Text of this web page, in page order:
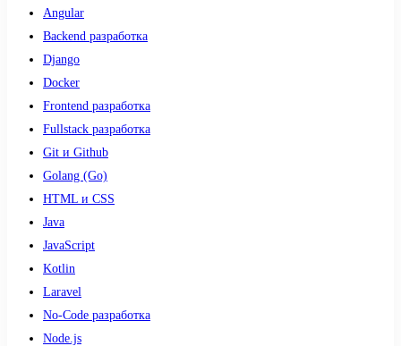
Angular
Backend разработка
Django
Docker
Frontend разработка
Fullstack разработка
Git и Github
Golang (Go)
HTML и CSS
Java
JavaScript
Kotlin
Laravel
No-Code разработка
Node.js